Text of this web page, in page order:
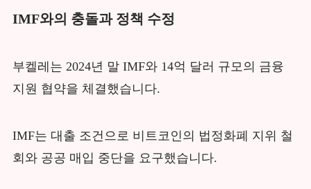
IMF와의 충돌과 정책 수정
부켈레는 2024년 말 IMF와 14억 달러 규모의 금융
지원 협약을 체결했습니다.
IMF는 대출 조건으로 비트코인의 법정화폐 지위 철
회와 공공 매입 중단을 요구했습니다.